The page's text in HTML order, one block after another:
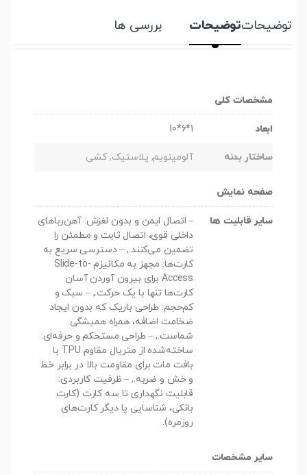
توضیحاتتوضیحات بررسی ها
مشخصات کلی
ابعاد 1*6*10
ساختار بدنه آلومینویم, پلاستیک, کشی
صفحه نمایش
سایر قابلیت ها
– اتصال ایمن و بدون لغزش: آهن‌رباهای
داخلی قوی، اتصال ثابت و مطمئن را
تضمین می‌کنند., – دسترسی سریع به
کارت‌ها: مجهز به مکانیزم Slide-to-
Access برای بیرون آوردن آسان
کارت‌ها تنها با یک حرکت., – سبک و
کم‌حجم: طراحی باریک که بدون ایجاد
ضخامت اضافه، همراه همیشگی
شماست., – طراحی مستحکم و حرفه‌ای:
ساخته‌شده از متریال مقاوم TPU با
بافت مات برای مقاومت بالا در برابر خط
و خش و ضربه., – ظرفیت کاربردی:
قابلیت نگهداری تا سه کارت (کارت
بانکی، شناسایی یا دیگر کارت‌های
روزمره).
سایر مشخصات